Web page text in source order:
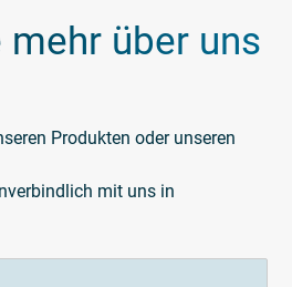
mehr über uns
Produkten oder unseren
mit uns in